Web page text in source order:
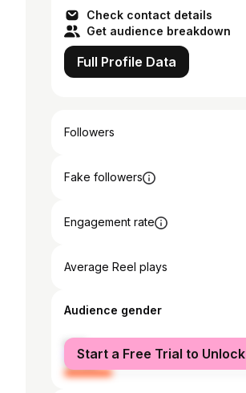
Check contact details
Get audience breakdown
Full Profile Data
Followers
Fake followers
Engagement rate
Average Reel plays
Audience gender
male
female
Start a Free Trial to Unlock